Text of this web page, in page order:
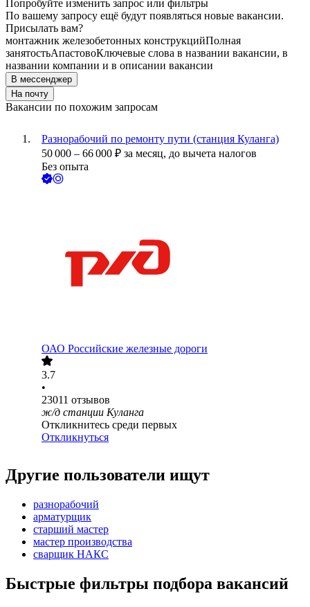
Попробуйте изменить запрос или фильтры
По вашему запросу ещё будут появляться новые вакансии.
Присылать вам?
монтажник железобетонных конструкцийПолная
занятостьАпастовоКлючевые слова в названии вакансии, в
названии компании и в описании вакансии
В мессенджер
На почту
Вакансии по похожим запросам
Разнорабочий по ремонту пути (станция Куланга)
50 000 – 66 000 ₽ за месяц, до вычета налогов
Без опыта
ОАО Российские железные дороги
3.7
•
23011 отзывов
ж/д станции Куланга
Откликнитесь среди первых
Откликнуться
Другие пользователи ищут
разнорабочий
арматурщик
старший мастер
мастер производства
сварщик НАКС
Быстрые фильтры подбора вакансий